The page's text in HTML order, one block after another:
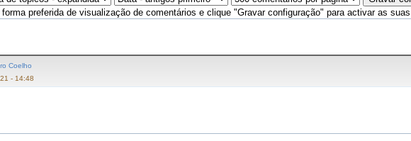
preferida de visualização de comentários e clique "Gravar configuração" para activar as
Coelho
- 14:48